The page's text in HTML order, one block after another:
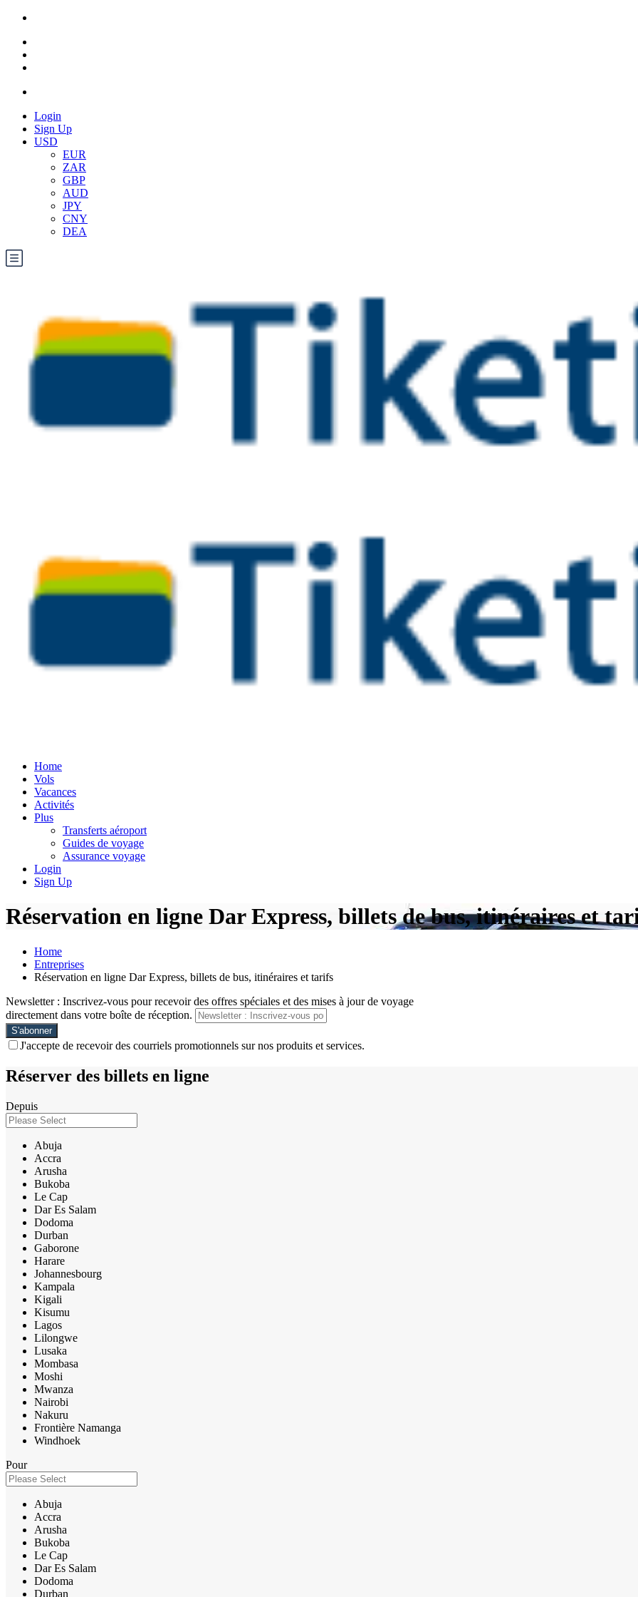
Login
Sign Up
USD
EUR
ZAR
GBP
AUD
JPY
CNY
DEA
Home
Vols
Vacances
Activités
Plus
Transferts aéroport
Guides de voyage
Assurance voyage
Login
Sign Up
Réservation en ligne Dar Express, billets de bus, itinéraires et
Home
Entreprises
Réservation en ligne Dar Express, billets de bus, itinéraires et tarifs
Newsletter : Inscrivez-vous pour recevoir des offres spéciales et des mises à jour de voyage
directement dans votre boîte de réception.
J'accepte de recevoir des courriels promotionnels sur nos produits et services.
Réserver des billets en ligne
Depuis
Abuja
Accra
Arusha
Bukoba
Le Cap
Dar Es Salam
Dodoma
Durban
Gaborone
Harare
Johannesbourg
Kampala
Kigali
Kisumu
Lagos
Lilongwe
Lusaka
Mombasa
Moshi
Mwanza
Nairobi
Nakuru
Frontière Namanga
Windhoek
Pour
Abuja
Accra
Arusha
Bukoba
Le Cap
Dar Es Salam
Dodoma
Durban